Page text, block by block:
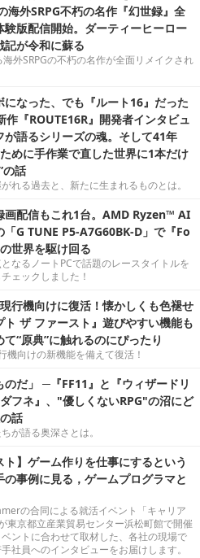
外SRPG不朽の名作『幻世録』全
験版配信開始。ダーティーヒーロー
記が令和に蘇る
外SRPGの不朽の名作が全面リメイクされ
になった、でも『ルート16』だった
『ROUTE16R』開発者インタビュ
が語るシリーズの魂。そして41年
めに手作業で直した世界に1本だけ
の話
れる過去と、新たに生まれるものとは。
画配信もこれ1台。AMD Ryzen™ AI
「G TUNE P5-A7G60BK-D」で『Fo
世界を駆け回る
なるノートPCで話題のレースタイトルを
ェックしました！
行機向けに復活！懐かしくも色褪せ
ト ザ ファースト』遊びやすい機能も
“原典”に触れるのにぴったり
機向けの新機能を備えて復活！
のだ」 ─『FF11』と『ウィザードリ
フネ』、"優しくないRPG"の沼にど
話
が語る奥深さとは。
ト】ゲーム作りを仕事にするという
の事例に見る，ゲームプログラマと
の合同による就活イベント「キャリア
東京都立産業貿易センター浜松町館で開催
ントに合わせて取材した、各社の現場で
社員へのインタビューをお届けします。